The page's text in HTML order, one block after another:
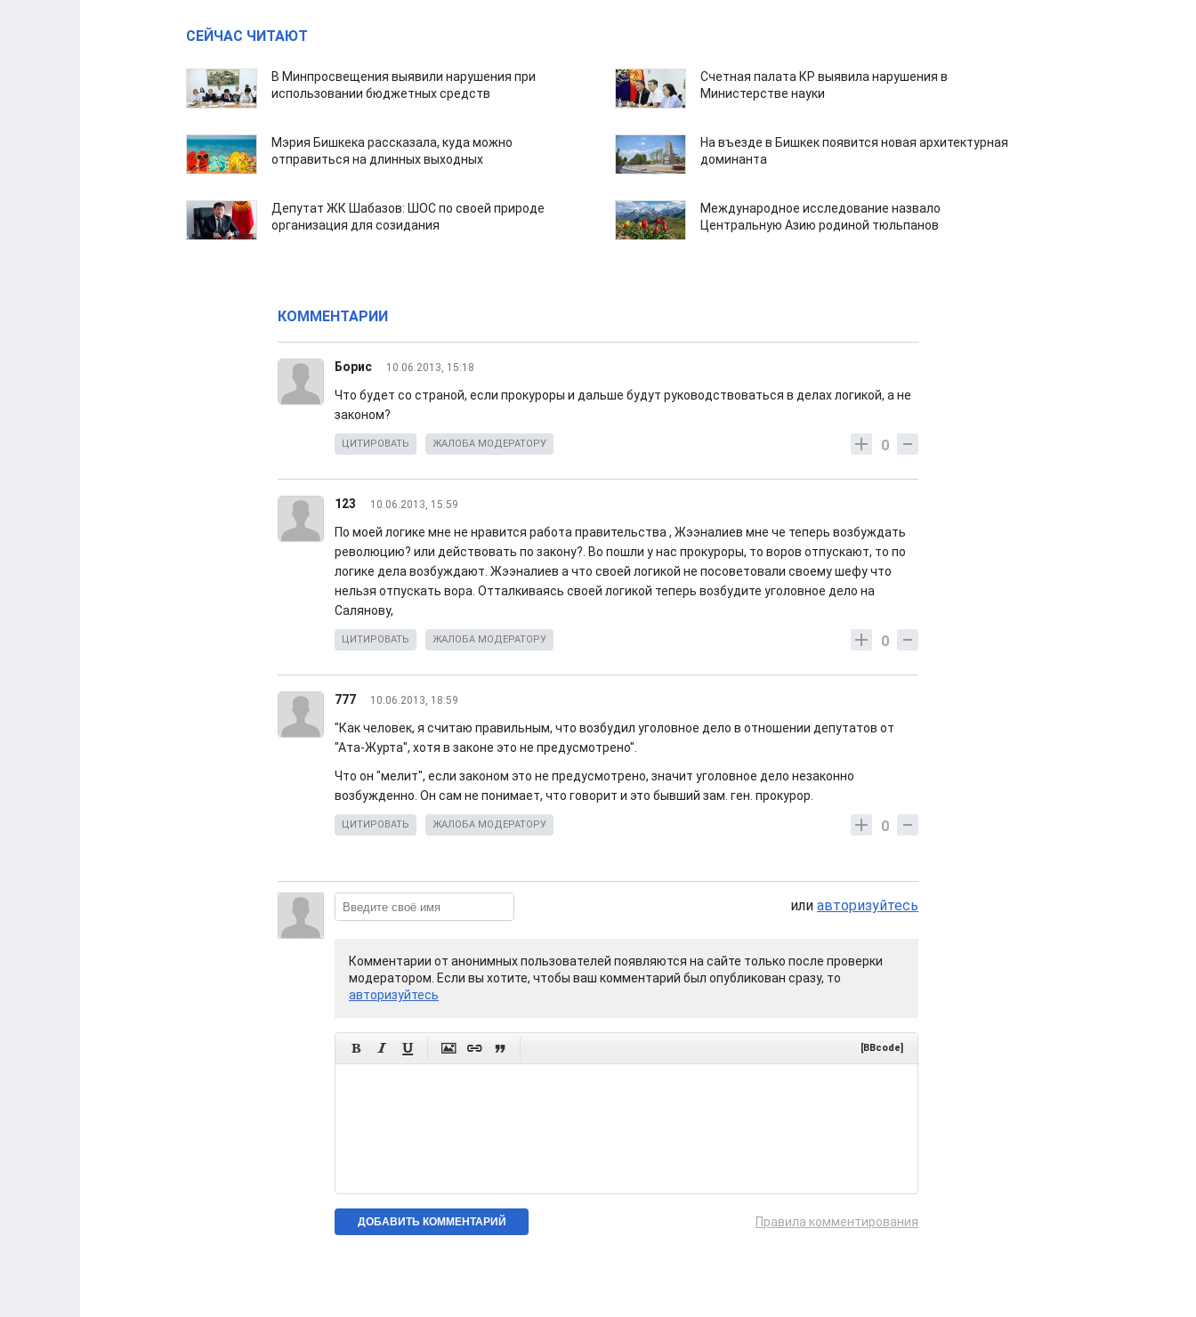
СЕЙЧАС ЧИТАЮТ
В Минпросвещения выявили нарушения при
использовании бюджетных средств
Счетная палата КР выявила нарушения в
Министерстве науки
Мэрия Бишкека рассказала, куда можно
отправиться на длинных выходных
На въезде в Бишкек появится новая архитектурная
доминанта
Депутат ЖК Шабазов: ШОС по своей природе
организация для созидания
Международное исследование назвало
Центральную Азию родиной тюльпанов
КОММЕНТАРИИ
Борис 10.06.2013, 15:18
Что будет со страной, если прокуроры и дальше будут руководствоваться в делах логикой, а не
законом?
0
ЦИТИРОВАТЬ ЖАЛОБА МОДЕРАТОРУ
123 10.06.2013, 15:59
По моей логике мне не нравится работа правительства , Жээналиев мне че теперь возбуждать
революцию? или действовать по закону?. Во пошли у нас прокуроры, то воров отпускают, то по
логике дела возбуждают. Жээналиев а что своей логикой не посоветовали своему шефу что
нельзя отпускать вора. Отталкиваясь своей логикой теперь возбудите уголовное дело на
Салянову,
0
ЦИТИРОВАТЬ ЖАЛОБА МОДЕРАТОРУ
777 10.06.2013, 18:59
"Как человек, я считаю правильным, что возбудил уголовное дело в отношении депутатов от
"Ата-Журта", хотя в законе это не предусмотрено".
Что он "мелит", если законом это не предусмотрено, значит уголовное дело незаконно
возбужденно. Он сам не понимает, что говорит и это бывший зам. ген. прокурор.
0
ЦИТИРОВАТЬ ЖАЛОБА МОДЕРАТОРУ
или авторизуйтесь
Комментарии от анонимных пользователей появляются на сайте только после проверки
модератором. Если вы хотите, чтобы ваш комментарий был опубликован сразу, то
авторизуйтесь
      [BBcode]
Правила комментирования